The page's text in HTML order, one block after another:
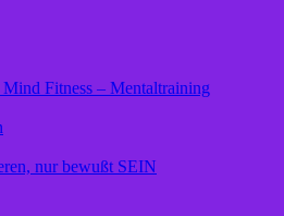
Fitness – Mentaltraining
nur bewußt SEIN